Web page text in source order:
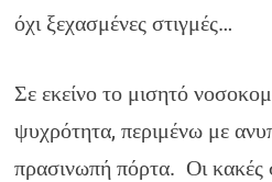
όχι ξεχασμένες στιγμές…
Σε εκείνο το μισητό
ψυχρότητα, περιμένω με
πρασινωπή πόρτα. Οι κακές